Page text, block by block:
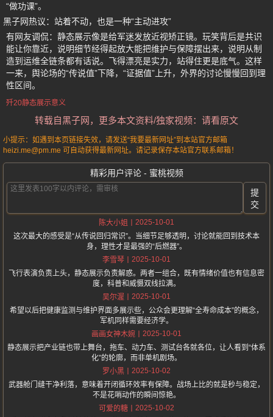
“做功课”。
黑子网热议：站着不动，也是一种“主动进攻”
有网友调侃：静态展示像是给军迷发放近视矫正镜。玩笑背后是共识
能让你靠近，说明细节经得起放大能把维护与保障摆出来，说明从制
造到运维全链条都有话说。飞得漂亮是实力，站得住更是底气。这样
一来，舆论场的“传说值”下降，“证据值”上升，外界的讨论慢慢回到理
性区间。
歼20静态展示意义
转载自黑子网，更多本文资料/独家视频：请看原文
小提示：如遇到本页链接失效，请发送“我要最新网址”到本站官方邮箱
heizi.me@pm.me 可自动获得最新网址。请记录保存本站官方联系邮箱！
精彩用户评论 - 蜜桃视频
提
交
陈大小姐
2025-10-01
这次最大的感受是“从传说回归常识”。当细节足够透明，讨论就能回到技术本
身，理性才是最强的“后燃器”。
李雪琴
2025-10-01
飞行表演负责上头，静态展示负责解惑。两者一组合，既有情绪价值也有信息密
度，科普和威慑双线拉满。
吴尔渥
2025-10-01
希望以后把健康监测与维护界面多展示些，公众会更理解“全寿命成本”的概念，
军机同样需要经济学。
画画女神木婉
2025-10-01
静态展示把产业链也带上舞台，拖车、动力车、测试台各就各位，让人看到“体系
化”的轮廓，而非单机剧场。
罗小黑
2025-10-02
武器舱门缝干净利落，意味着开闭循环效率有保障。战场上比的就是秒与稳定，
不是花哨动作的瞬间惊艳。
可爱的糖
2025-10-02